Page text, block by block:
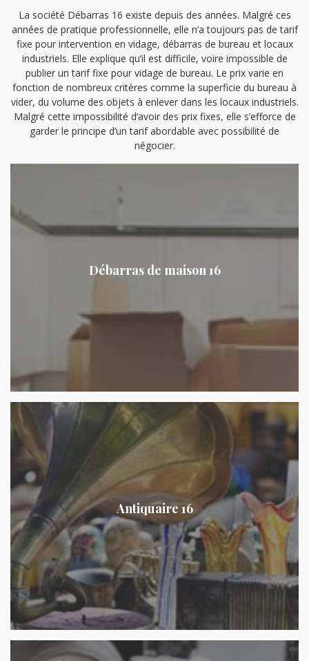
La société Débarras 16 existe depuis des années. Malgré ces
années de pratique professionnelle, elle n’a toujours pas de tarif
fixe pour intervention en vidage, débarras de bureau et locaux
industriels. Elle explique qu’il est difficile, voire impossible de
publier un tarif fixe pour vidage de bureau. Le prix varie en
fonction de nombreux critères comme la superficie du bureau à
vider, du volume des objets à enlever dans les locaux industriels.
Malgré cette impossibilité d’avoir des prix fixes, elle s’efforce de
garder le principe d’un tarif abordable avec possibilité de
négocier.
Débarras de maison 16
Antiquaire 16